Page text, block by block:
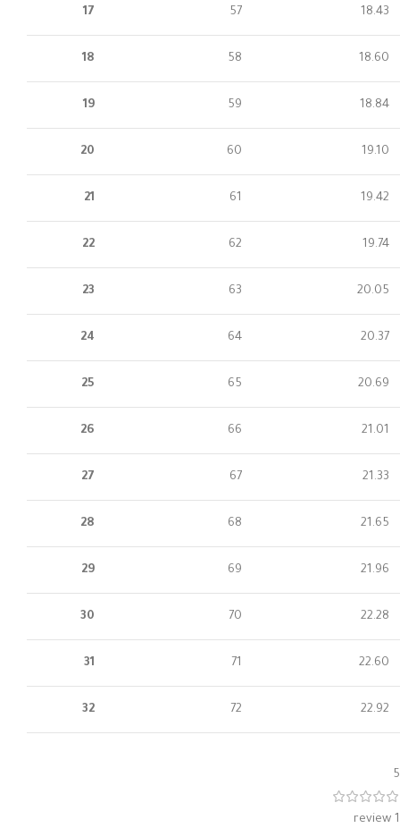
18.43
57
17
18.60
58
18
18.84
59
19
19.10
60
20
19.42
61
21
19.74
62
22
20.05
63
23
20.37
64
24
20.69
65
25
21.01
66
26
21.33
67
27
21.65
68
28
21.96
69
29
22.28
70
30
22.60
71
31
22.92
72
32
5
1 review